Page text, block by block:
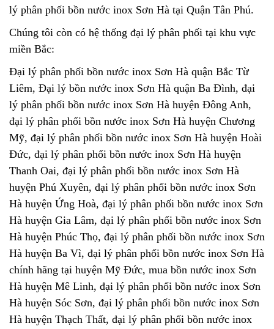
lý phân phối bồn nước inox Sơn Hà tại Quận Tân Phú.
Chúng tôi còn có hệ thống đại lý phân phối tại khu vực
miền Bắc:
Đại lý phân phối bồn nước inox Sơn Hà quận Bắc Từ
Liêm, Đại lý bồn nước inox Sơn Hà quận Ba Đình, đại
lý phân phối bồn nước inox Sơn Hà huyện Đông Anh,
đại lý phân phối bồn nước inox Sơn Hà huyện Chương
Mỹ, đại lý phân phối bồn nước inox Sơn Hà huyện Hoài
Đức, đại lý phân phối bồn nước inox Sơn Hà huyện
Thanh Oai, đại lý phân phối bồn nước inox Sơn Hà
huyện Phú Xuyên, đại lý phân phối bồn nước inox Sơn
Hà huyện Ứng Hoà, đại lý phân phối bồn nước inox Sơn
Hà huyện Gia Lâm, đại lý phân phối bồn nước inox Sơn
Hà huyện Phúc Thọ, đại lý phân phối bồn nước inox Sơn
Hà huyện Ba Vì, đại lý phân phối bồn nước inox Sơn Hà
chính hãng tại huyện Mỹ Đức, mua bồn nước inox Sơn
Hà huyện Mê Linh, đại lý phân phối bồn nước inox Sơn
Hà huyện Sóc Sơn, đại lý phân phối bồn nước inox Sơn
Hà huyện Thạch Thất, đại lý phân phối bồn nước inox